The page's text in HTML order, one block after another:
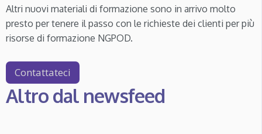
Altri nuovi materiali di formazione sono in arrivo molto
presto per tenere il passo con le richieste dei clienti per più
risorse di formazione NGPOD.
Contattateci
Altro dal newsfeed